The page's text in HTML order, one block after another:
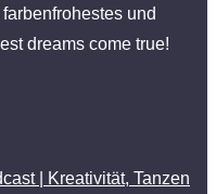
und
dreams come true!
| Kreativität, Tanzen